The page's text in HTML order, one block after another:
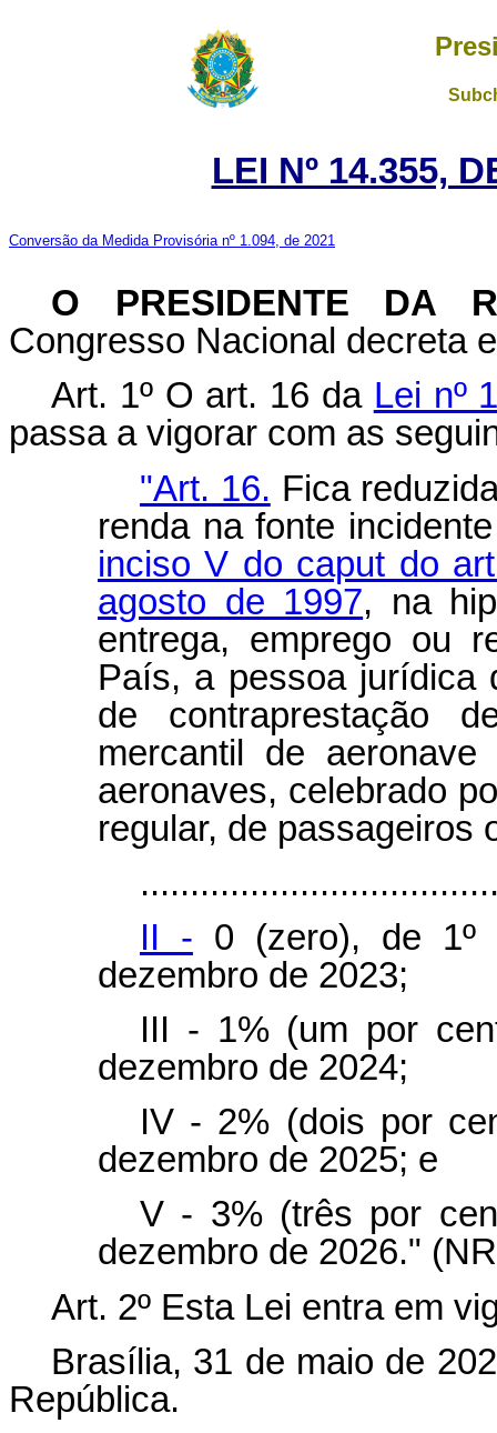
LEI Nº 14.355,
Conversão da Medida Provisória nº 1.094, de 2021
O PRESIDENTE DA
Congresso Nacional decreta
Art. 1º O art. 16 da Lei nº
passa a vigorar com as
"Art. 16. Fica
renda na fonte
inciso V do caput do
agosto de 1997, na
entrega, emprego ou
País, a pessoa jurídica
de contraprestação
mercantil de
aeronaves, celebrado
regular, de passageiros
II - 0 (zero), de 1º
dezembro de 2023;
III - 1% (um por
dezembro de 2024;
IV - 2% (dois por
dezembro de 2025; e
V - 3% (três por
dezembro de 2026."
Art. 2º Esta Lei entra em
Brasília, 31 de maio de
República.